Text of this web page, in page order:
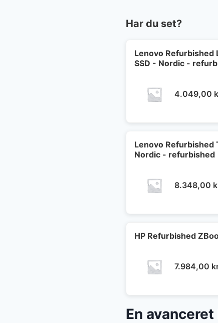
Har du set?
Lenovo Refurbished
SSD - Nordic -
4.049,00
Lenovo Refurbished
Nordic - refurbished
8.348,00
HP Refurbished
7.984,00
En